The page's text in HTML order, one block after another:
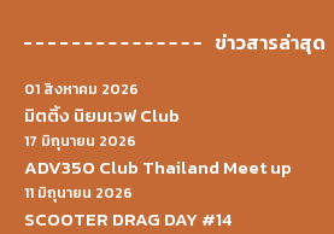
ข่าวสารล่าสุด
01 สิงหาคม 2026
มิตติ้ง นิยมเวฟ Club
17 มิถุนายน 2026
ADV350 Club Thailand Meet up
11 มิถุนายน 2026
SCOOTER DRAG DAY #14